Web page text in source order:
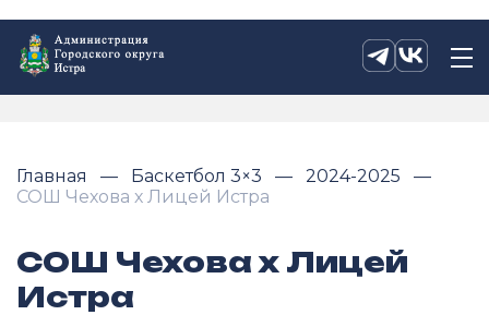
Главная Баскетбол 3×3
2024-2025
СОШ Чехова х Лицей Истра
СОШ Чехова х Лицей
Истра